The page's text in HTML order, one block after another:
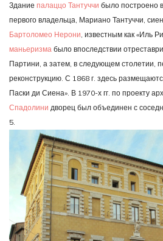
Здание палаццо Тантуччи было построено
первого владельца, Мариано Тантуччи,
Бартоломео Нерони, известным как «Иль
маньеризма было впоследствии
Партини, а затем, в следующем столетии,
реконструкцию. С 1868 г. здесь
Паски ди Сиена». В 1970-х гг. по проекту
Спадолини дворец был объединен с
5.